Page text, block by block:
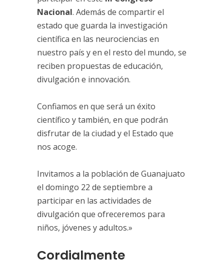
Nacional. Además de compartir el
estado que guarda la investigación
científica en las neurociencias en
nuestro país y en el resto del mundo, se
reciben propuestas de educación,
divulgación e innovación.
Confiamos en que será un éxito
científico y también, en que podrán
disfrutar de la ciudad y el Estado que
nos acoge.
Invitamos a la población de Guanajuato
el domingo 22 de septiembre a
participar en las actividades de
divulgación que ofreceremos para
niños, jóvenes y adultos.»
Cordialmente